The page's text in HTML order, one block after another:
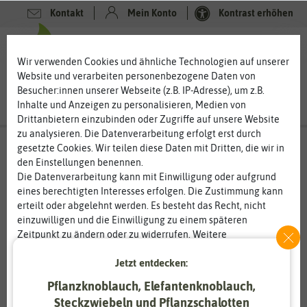
Kontakt Mein Konto Kontrast erhöhen
Wir verwenden Cookies und ähnliche Technologien auf unserer
Website und verarbeiten personenbezogene Daten von
Besucher:innen unserer Webseite (z.B. IP-Adresse), um z.B.
Inhalte und Anzeigen zu personalisieren, Medien von
Drittanbietern einzubinden oder Zugriffe auf unsere Website
zu analysieren. Die Datenverarbeitung erfolgt erst durch
gesetzte Cookies. Wir teilen diese Daten mit Dritten, die wir in
den Einstellungen benennen.
Die Datenverarbeitung kann mit Einwilligung oder aufgrund
eines berechtigten Interesses erfolgen. Die Zustimmung kann
erteilt oder abgelehnt werden. Es besteht das Recht, nicht
einzuwilligen und die Einwilligung zu einem späteren
Zeitpunkt zu ändern oder zu widerrufen. Weitere
Informationen zur Verwendung personenbezogener Daten und
den Diensten erklären wir in unsererDaten­schutz­erklärung
Essenziell Statistik
Jetzt entdecken:
Pflanzknoblauch, Elefantenknoblauch,
Steckzwiebeln und Pflanzschalotten